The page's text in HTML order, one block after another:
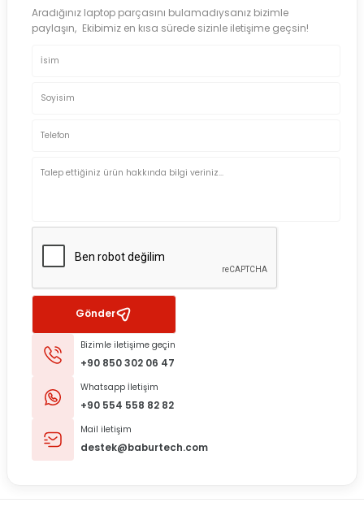
Aradığınız laptop parçasını bulamadıysanız bizimle
paylaşın, Ekibimiz en kısa sürede sizinle iletişime geçsin!
Gönder
Bizimle iletişime geçin
+90 850 302 06 47
Whatsapp İletişim
+90 554 558 82 82
Mail iletişim
destek@baburtech.com